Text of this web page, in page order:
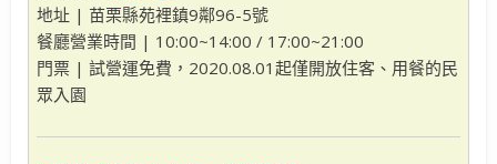
地址 | 苗栗縣苑裡鎮9鄰96-5號
餐廳營業時間 | 10:00~14:00 / 17:00~21:00
門票 | 試營運免費，2020.08.01起僅開放住客、用餐的民
眾入園